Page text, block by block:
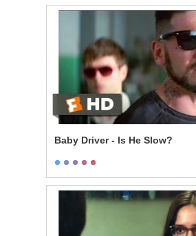
Baby Driver - Is He Slow?